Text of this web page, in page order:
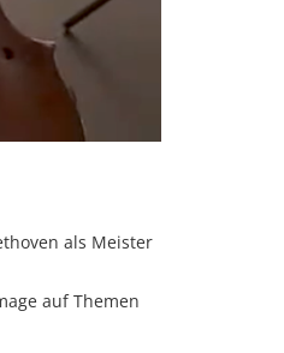
als Meister
auf Themen